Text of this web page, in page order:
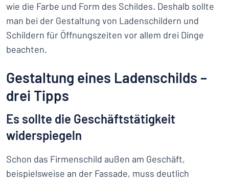
wie die Farbe und Form des Schildes. Deshalb sollte
man bei der Gestaltung von Ladenschildern und
Schildern für Öffnungszeiten vor allem drei Dinge
beachten.
Gestaltung eines Ladenschilds –
drei Tipps
Es sollte die Geschäftstätigkeit
widerspiegeln
Schon das Firmenschild außen am Geschäft,
beispielsweise an der Fassade, muss deutlich